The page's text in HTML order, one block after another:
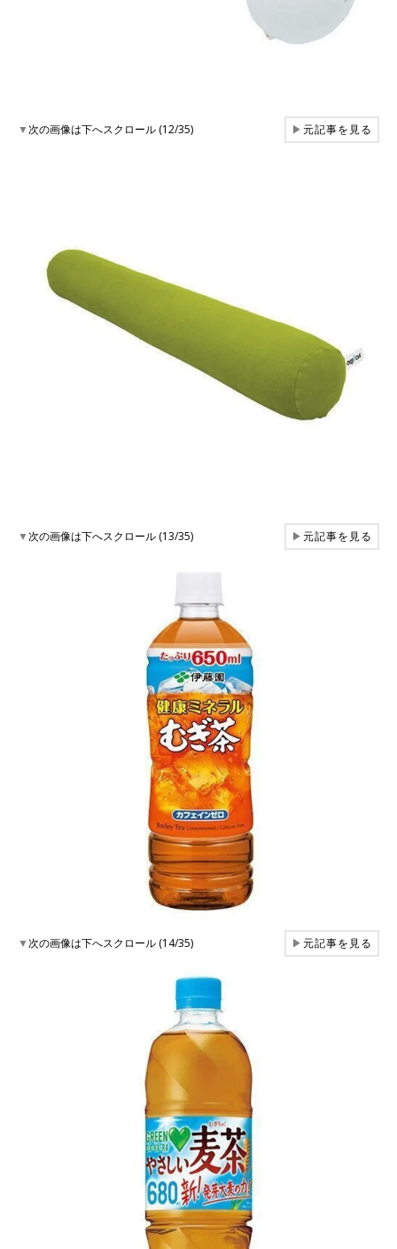
▼次の画像は下へスクロール (12/35) ▶元記事を見る
▼次の画像は下へスクロール (13/35) ▶元記事を見る
▼次の画像は下へスクロール (14/35) ▶元記事を見る